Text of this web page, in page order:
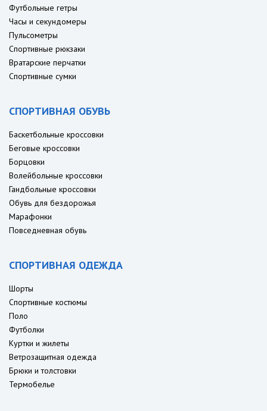
Футбольные гетры
Часы и секундомеры
Пульсометры
Спортивные рюкзаки
Вратарские перчатки
Спортивные сумки
СПОРТИВНАЯ ОБУВЬ
Баскетбольные кроссовки
Беговые кроссовки
Борцовки
Волейбольные кроссовки
Гандбольные кроссовки
Обувь для бездорожья
Марафонки
Повседневная обувь
СПОРТИВНАЯ ОДЕЖДА
Шорты
Спортивные костюмы
Поло
Футболки
Куртки и жилеты
Ветрозащитная одежда
Брюки и толстовки
Термобелье